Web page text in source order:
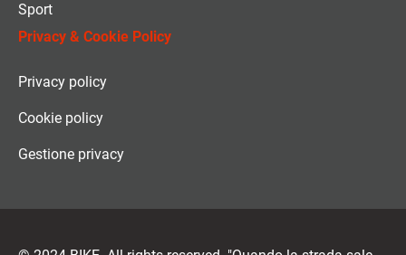
Sport
Privacy & Cookie Policy
Privacy policy
Cookie policy
Gestione privacy